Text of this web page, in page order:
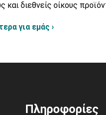
και διεθνείς οίκους
για εμάς ›
Πληροφορίες